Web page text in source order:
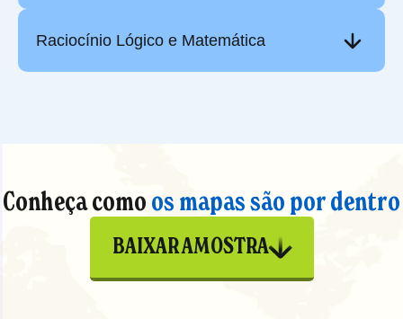
Raciocínio Lógico e Matemática
Conheça como os mapas são por dentro
BAIXAR AMOSTRA